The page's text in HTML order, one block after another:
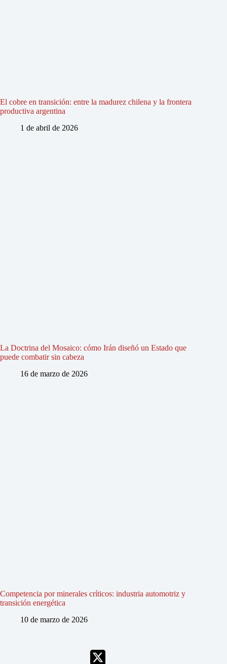
El cobre en transición: entre la madurez chilena y la frontera
productiva argentina
1 de abril de 2026
La Doctrina del Mosaico: cómo Irán diseñó un Estado que
puede combatir sin cabeza
16 de marzo de 2026
Competencia por minerales críticos: industria automotriz y
transición energética
10 de marzo de 2026